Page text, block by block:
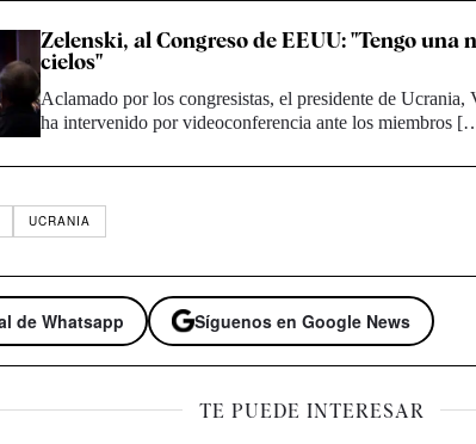
Zelenski, al Congreso de EEUU: "Tengo una
cielos"
Aclamado por los congresistas, el presidente de
ha intervenido por videoconferencia ante los miembros
UCRANIA
de Whatsapp Síguenos en Google News
TE PUEDE INTERESAR